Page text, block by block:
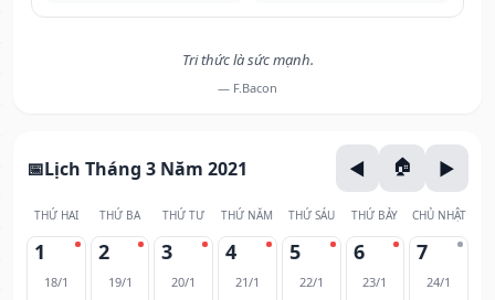
Tri thức là sức mạnh.
— F.Bacon
Lịch Tháng 3 Năm 2021
THỨ HAI THỨ BA THỨ TƯ THỨ NĂM THỨ SÁU THỨ BẢY CHỦ NHẬT
1
18/1
2
19/1
3
20/1
4
21/1
5
22/1
6
23/1
7
24/1